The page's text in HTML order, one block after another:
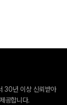
30년 이상 신뢰받아
공합니다.